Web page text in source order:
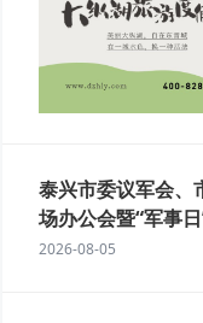
泰兴市委议军会、
场办公会暨“军事
2026-08-05